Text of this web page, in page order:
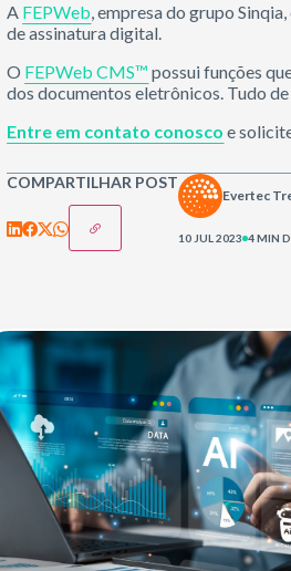
A FEPWeb, empresa do grupo
de assinatura digital.
O FEPWeb CMS™ possui funções
dos documentos eletrônicos. Tudo
Entre em contato conosco e
COMPARTILHAR POST
Evertec
10 JUL 2023 4 MIN